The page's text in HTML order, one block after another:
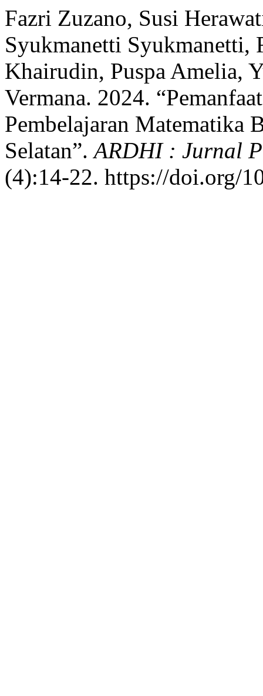
Fazri Zuzano, Susi
Syukmanetti
Khairudin, Puspa Amelia,
Vermana. 2024.
Pembelajaran Matematika
Selatan”.ARDHI : Jurnal
(4):14-22. https://doi.org/